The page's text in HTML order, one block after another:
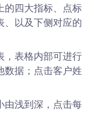
的四大指标、点标
、以及下侧对应的
，表格内部可进行
数据；点击客户姓
由浅到深，点击每